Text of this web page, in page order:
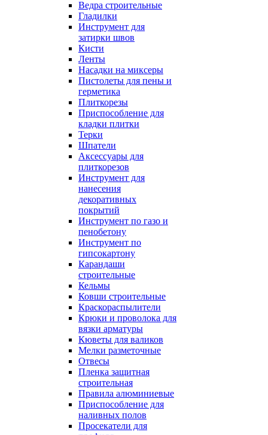
Ведра строительные
Гладилки
Инструмент для
затирки швов
Кисти
Ленты
Насадки на миксеры
Пистолеты для пены и
герметика
Плиткорезы
Приспособление для
кладки плитки
Терки
Шпатели
Аксессуары для
плиткорезов
Инструмент для
нанесения
декоративных
покрытий
Инструмент по газо и
пенобетону
Инструмент по
гипсокартону
Карандаши
строительные
Кельмы
Ковши строительные
Краскораспылители
Крюки и проволока для
вязки арматуры
Кюветы для валиков
Мелки разметочные
Отвесы
Пленка защитная
строительная
Правила алюминиевые
Приспособление для
наливных полов
Просекатели для